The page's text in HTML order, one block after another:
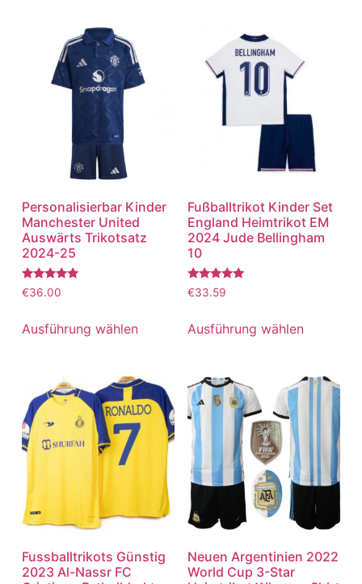
Personalisierbar Kinder
Manchester United
Auswärts Trikotsatz
2024-25
Bewertet
mit
€36.00
Ausführung wählen
Fußballtrikot Kinder Set
England Heimtrikot EM
2024 Jude Bellingham
10
Bewertet
mit
€33.59
Ausführung wählen
Fussballtrikots Günstig
2023 Al-Nassr FC
Neuen Argentinien 2022
World Cup 3-Star